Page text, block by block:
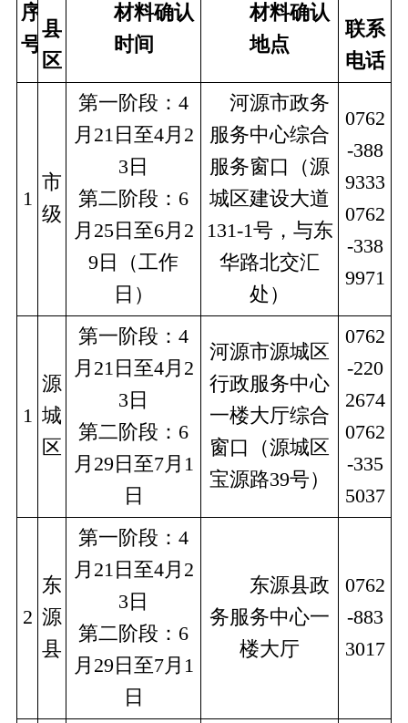
序
号
县
区
材料确认
时间
材料确认
地点
联系
电话
1
市
级
第一阶段：4
月21日至4月2
3日
第二阶段：6
月25日至6月2
9日（工作
日）
河源市政务
服务中心综合
服务窗口（源
城区建设大道
131-1号，与东
华路北交汇
处）
0762
-388
9333
0762
-338
9971
1
源
城
区
第一阶段：4
月21日至4月2
3日
第二阶段：6
月29日至7月1
日
河源市源城区
行政服务中心
一楼大厅综合
窗口（源城区
宝源路39号）
0762
-220
2674
0762
-335
5037
2
东
源
县
第一阶段：4
月21日至4月2
3日
第二阶段：6
月29日至7月1
日
东源县政
务服务中心一
楼大厅
0762
-883
3017